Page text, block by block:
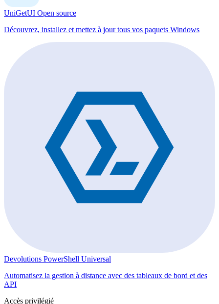
UniGetUI Open source
Découvrez, installez et mettez à jour tous vos paquets Windows
Devolutions PowerShell Universal
Automatisez la gestion à distance avec des tableaux de bord et des
API
Accès privilégié